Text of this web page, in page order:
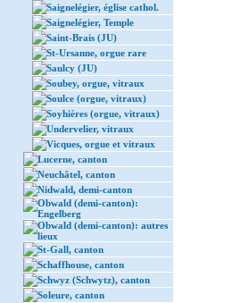
Saignelégier, église cathol.
Saignelégier, Temple
Saint-Brais (JU)
St-Ursanne, orgue rare
Saulcy (JU)
Soubey, orgue, vitraux
Soulce (orgue, vitraux)
Soyhières (orgue, vitraux)
Undervelier, vitraux
Vicques, orgue et vitraux
Lucerne, canton
Neuchâtel, canton
Nidwald, demi-canton
Obwald (demi-canton):
Engelberg
Obwald (demi-canton): autres
lieux
St-Gall, canton
Schaffhouse, canton
Schwyz (Schwytz), canton
Soleure, canton